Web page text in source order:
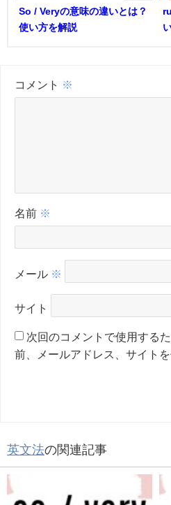
So / Veryの意味の違いとは？
使い方を解説
コメント ※
名前 ※
メール ※
サイト
次回のコメントで使用する
前、メールアドレス、サイトを
英文法の関連記事